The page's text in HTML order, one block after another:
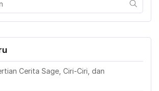
Cerita Sage, Ciri-Ciri, dan